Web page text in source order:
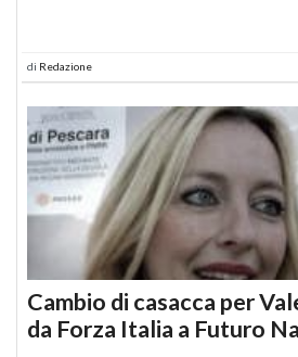
di Redazione
Cambio di casacca per
da Forza Italia a Futuro